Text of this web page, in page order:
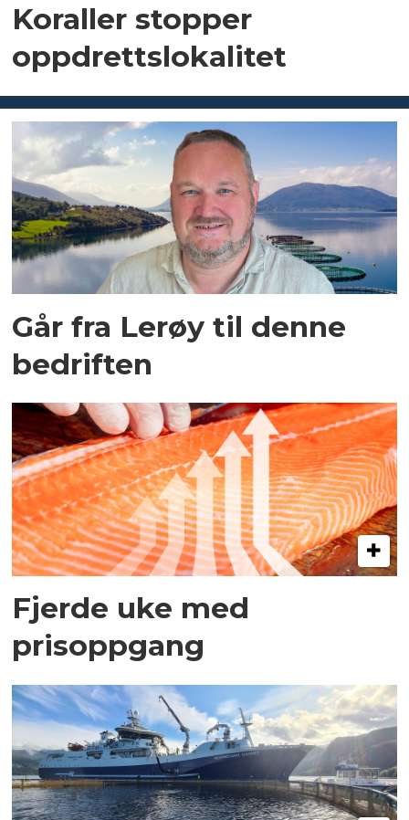
Koraller stopper
oppdrettslokalitet
Går fra Lerøy til denne
bedriften
Fjerde uke med
prisoppgang